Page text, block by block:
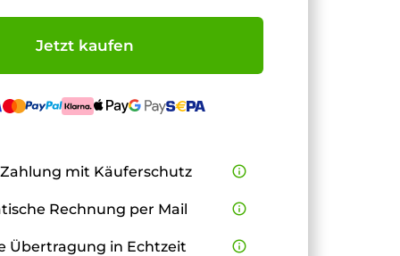
Jetzt kaufen
mit Käuferschutz info_outline
Rechnung per Mail info_outline
Übertragung in Echtzeit info_outline